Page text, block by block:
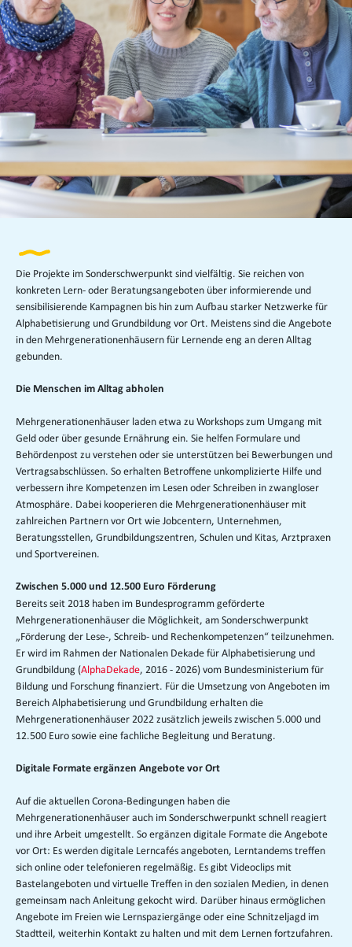
Die Projekte im Sonderschwerpunkt sind vielfältig. Sie reichen von
konkreten Lern- oder Beratungsangeboten über informierende und
sensibilisierende Kampagnen bis hin zum Aufbau starker Netzwerke für
Alphabetisierung und Grundbildung vor Ort. Meistens sind die Angebote
in den Mehrgenerationenhäusern für Lernende eng an deren Alltag
gebunden.
Die Menschen im Alltag abholen
Mehrgenerationenhäuser laden etwa zu Workshops zum Umgang mit
Geld oder über gesunde Ernährung ein. Sie helfen Formulare und
Behördenpost zu verstehen oder sie unterstützen bei Bewerbungen und
Vertragsabschlüssen. So erhalten Betroffene unkomplizierte Hilfe und
verbessern ihre Kompetenzen im Lesen oder Schreiben in zwangloser
Atmosphäre. Dabei kooperieren die Mehrgenerationenhäuser mit
zahlreichen Partnern vor Ort wie Jobcentern, Unternehmen,
Beratungsstellen, Grundbildungszentren, Schulen und Kitas, Arztpraxen
und Sportvereinen.
Zwischen 5.000 und 12.500 Euro Förderung
Bereits seit 2018 haben im Bundesprogramm geförderte
Mehrgenerationenhäuser die Möglichkeit, am Sonderschwerpunkt
„Förderung der Lese-, Schreib- und Rechenkompetenzen“ teilzunehmen.
Er wird im Rahmen der Nationalen Dekade für Alphabetisierung und
Grundbildung (AlphaDekade, 2016 - 2026) vom Bundesministerium für
Bildung und Forschung finanziert. Für die Umsetzung von Angeboten im
Bereich Alphabetisierung und Grundbildung erhalten die
Mehrgenerationenhäuser 2022 zusätzlich jeweils zwischen 5.000 und
12.500 Euro sowie eine fachliche Begleitung und Beratung.
Digitale Formate ergänzen Angebote vor Ort
Auf die aktuellen Corona-Bedingungen haben die
Mehrgenerationenhäuser auch im Sonderschwerpunkt schnell reagiert
und ihre Arbeit umgestellt. So ergänzen digitale Formate die Angebote
vor Ort: Es werden digitale Lerncafés angeboten, Lerntandems treffen
sich online oder telefonieren regelmäßig. Es gibt Videoclips mit
Bastelangeboten und virtuelle Treffen in den sozialen Medien, in denen
gemeinsam nach Anleitung gekocht wird. Darüber hinaus ermöglichen
Angebote im Freien wie Lernspaziergänge oder eine Schnitzeljagd im
Stadtteil, weiterhin Kontakt zu halten und mit dem Lernen fortzufahren.